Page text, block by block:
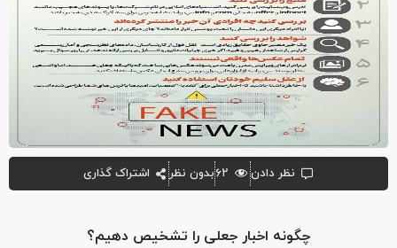
چگونه اخبار جعلی را تشخیص دهیم؟
نظر دادن ۶۲بدون نظر اشتراک گذاری